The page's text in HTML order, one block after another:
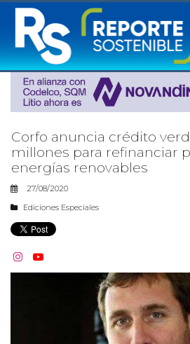
Corfo anuncia crédito
millones para refinanciar
energías renovables
27/08/2020
Ediciones Especiales
 